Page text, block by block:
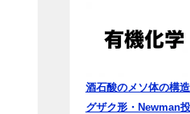
酒石酸のメソ体の構
グザク形・Newman投